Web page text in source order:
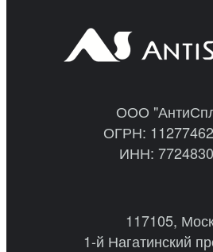
ООО
ОГРН:
ИНН:
117105,
1-й Нагатинский